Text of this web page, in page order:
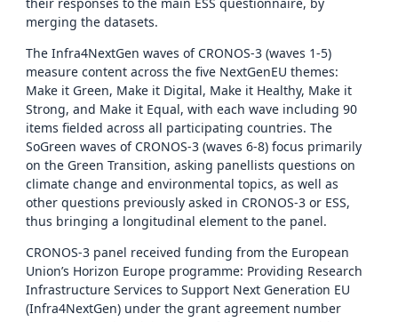
merging the datasets.
The Infra4NextGen waves of CRONOS-3 (waves 1-5)
measure content across the five NextGenEU themes:
Make it Green, Make it Digital, Make it Healthy, Make it
Strong, and Make it Equal, with each wave including 90
items fielded across all participating countries. The
SoGreen waves of CRONOS-3 (waves 6-8) focus primarily
on the Green Transition, asking panellists questions on
climate change and environmental topics, as well as
other questions previously asked in CRONOS-3 or ESS,
thus bringing a longitudinal element to the panel.
CRONOS-3 panel received funding from the European
Union’s Horizon Europe programme: Providing Research
Infrastructure Services to Support Next Generation EU
(Infra4NextGen) under the grant agreement number